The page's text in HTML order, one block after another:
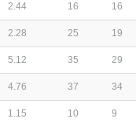
2.44 16 16
2.28 25 19
5.12 35 29
4.76 37 34
1.15 10 9